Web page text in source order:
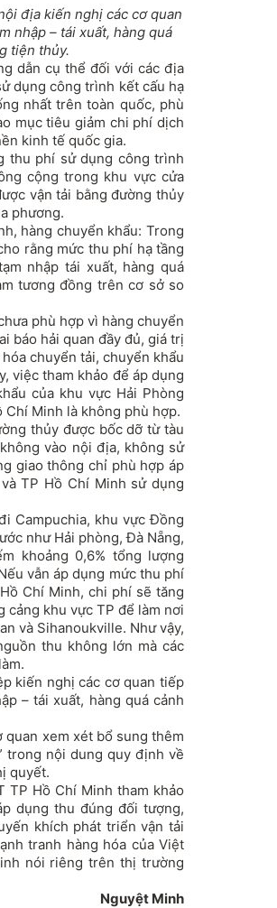
địa kiến nghị các cơ quan
nhập – tái xuất, hàng quá
tiện thủy.
dẫn cụ thể đối với các địa
dụng công trình kết cấu hạ
nhất trên toàn quốc, phù
mục tiêu giảm chi phí dịch
kinh tế quốc gia.
thu phí sử dụng công trình
cộng trong khu vực cửa
vận tải bằng đường thủy
phương.
hàng chuyển khẩu: Trong
rằng mức thu phí hạ tầng
nhập tái xuất, hàng quá
tương đồng trên cơ sở so
phù hợp vì hàng chuyển
báo hải quan đầy đủ, giá trị
chuyển tải, chuyển khẩu
việc tham khảo để áp dụng
của khu vực Hải Phòng
Minh là không phù hợp.
thủy được bốc dỡ từ tàu
vào nội địa, không sử
giao thông chỉ phù hợp áp
TP Hồ Chí Minh sử dụng
Campuchia, khu vực Đồng
như Hải phòng, Đà Nẵng,
khoảng 0,6% tổng lượng
vẫn áp dụng mức thu phí
Chí Minh, chi phí sẽ tăng
cảng khu vực TP để làm nơi
và Sihanoukville. Như vậy,
thu không lớn mà các
kiến nghị các cơ quan tiếp
– tái xuất, hàng quá cảnh
quan xem xét bổ sung thêm
trong nội dung quy định về
quyết.
TP Hồ Chí Minh tham khảo
dụng thu đúng đối tượng,
khích phát triển vận tải
tranh hàng hóa của Việt
nói riêng trên thị trường
Nguyệt Minh